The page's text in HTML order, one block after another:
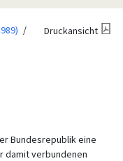
Druckansicht
Bundesrepublik eine
damit verbundenen